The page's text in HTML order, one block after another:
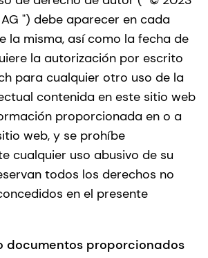
") debe aparecer en cada
la misma, así como la fecha de
la autorización por escrito
para cualquier otro uso de la
contenida en este sitio web
proporcionada en o a
web, y se prohíbe
cualquier uso abusivo de su
todos los derechos no
en el presente
documentos proporcionados